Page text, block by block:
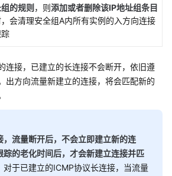
的规则 ，则添加或者删除该IP地址组条目
，会清理安全组A内所有实例的入方向连接
连接，已建立的长连接不会断开，依旧遵
出方向流量新建立的连接，将会匹配新的
，流量断开后，不会立即建立新的连
踪的老化时间后，才会新建立连接并匹
对于已建立的ICMP协议长连接，当流量